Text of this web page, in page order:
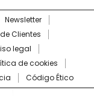
Newsletter
Clientes
legal
de cookies
Código Ético